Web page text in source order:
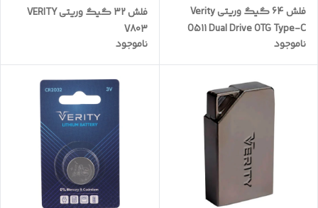
فلش 64 گیگ وریتی Verity
O511 Dual Drive OTG Type-C
USB3
ناموجود
فلش 32 گیگ وریتی VERITY
V803
ناموجود